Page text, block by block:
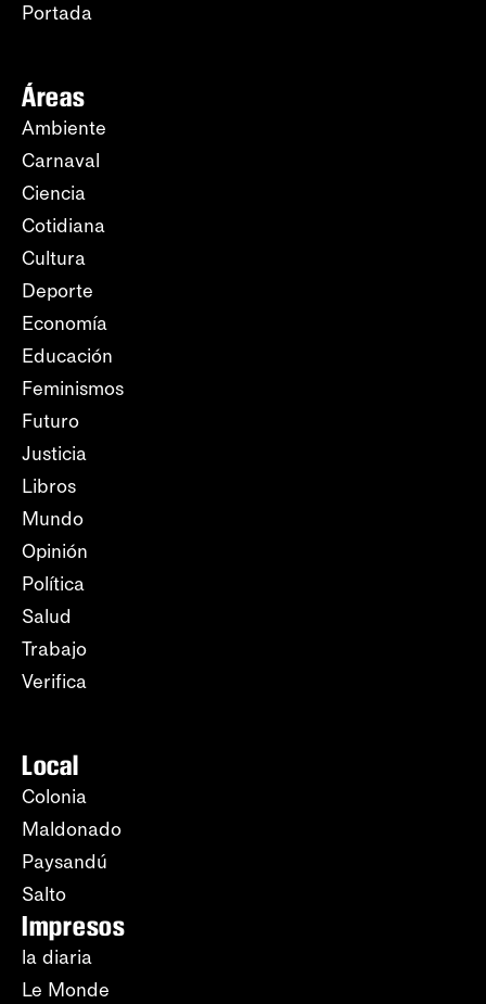
Portada
Áreas
Ambiente
Carnaval
Ciencia
Cotidiana
Cultura
Deporte
Economía
Educación
Feminismos
Futuro
Justicia
Libros
Mundo
Opinión
Política
Salud
Trabajo
Verifica
Local
Colonia
Maldonado
Paysandú
Salto
Impresos
la diaria
Le Monde